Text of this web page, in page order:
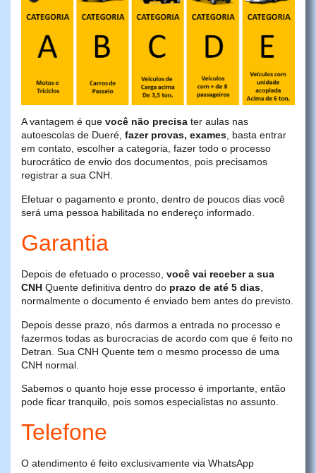
A vantagem é que você não precisa ter aulas nas
autoescolas de Dueré, fazer provas, exames, basta entrar
em contato, escolher a categoria, fazer todo o processo
burocrático de envio dos documentos, pois precisamos
registrar a sua CNH.
Efetuar o pagamento e pronto, dentro de poucos dias você
será uma pessoa habilitada no endereço informado.
Garantia
Depois de efetuado o processo, você vai receber a sua
CNH Quente definitiva dentro do prazo de até 5 dias,
normalmente o documento é enviado bem antes do previsto.
Depois desse prazo, nós darmos a entrada no processo e
fazermos todas as burocracias de acordo com que é feito no
Detran. Sua CNH Quente tem o mesmo processo de uma
CNH normal.
Sabemos o quanto hoje esse processo é importante, então
pode ficar tranquilo, pois somos especialistas no assunto.
Telefone
O atendimento é feito exclusivamente via WhatsApp